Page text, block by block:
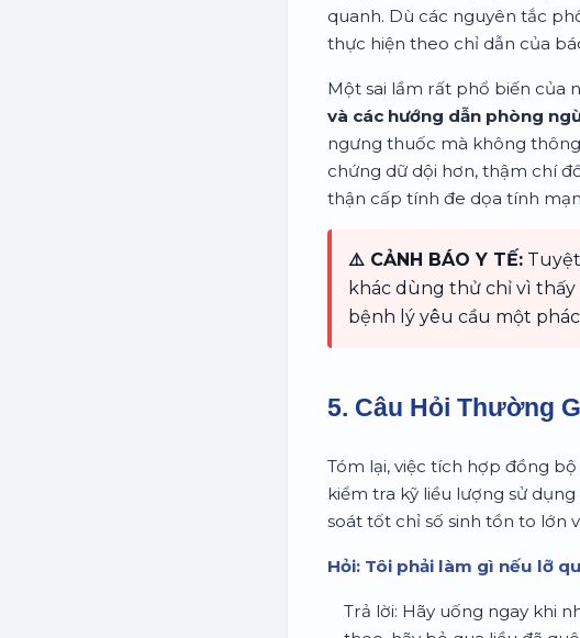
quanh. Dù các nguyên tắc
thực hiện theo chỉ dẫn của
Một sai lầm rất phổ biến của
và các hướng dẫn phòng
ngưng thuốc mà không
chứng dữ dội hơn, thậm chí
thận cấp tính đe dọa tính
⚠️ CẢNH BÁO Y TẾ:
khác dùng thử chỉ vì thấy
bệnh lý yêu cầu một
5. Câu Hỏi Thường
Tóm lại, việc tích hợp đồng
kiểm tra kỹ liều lượng sử
soát tốt chỉ số sinh tồn to lớn
Hỏi: Tôi phải làm gì nếu lỡ
Trả lời: Hãy uống ngay khi